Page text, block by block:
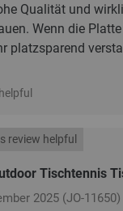
Qualität und
Wenn die
platzsparend
Tischtennis
review helpful
2025 (JO-11650)